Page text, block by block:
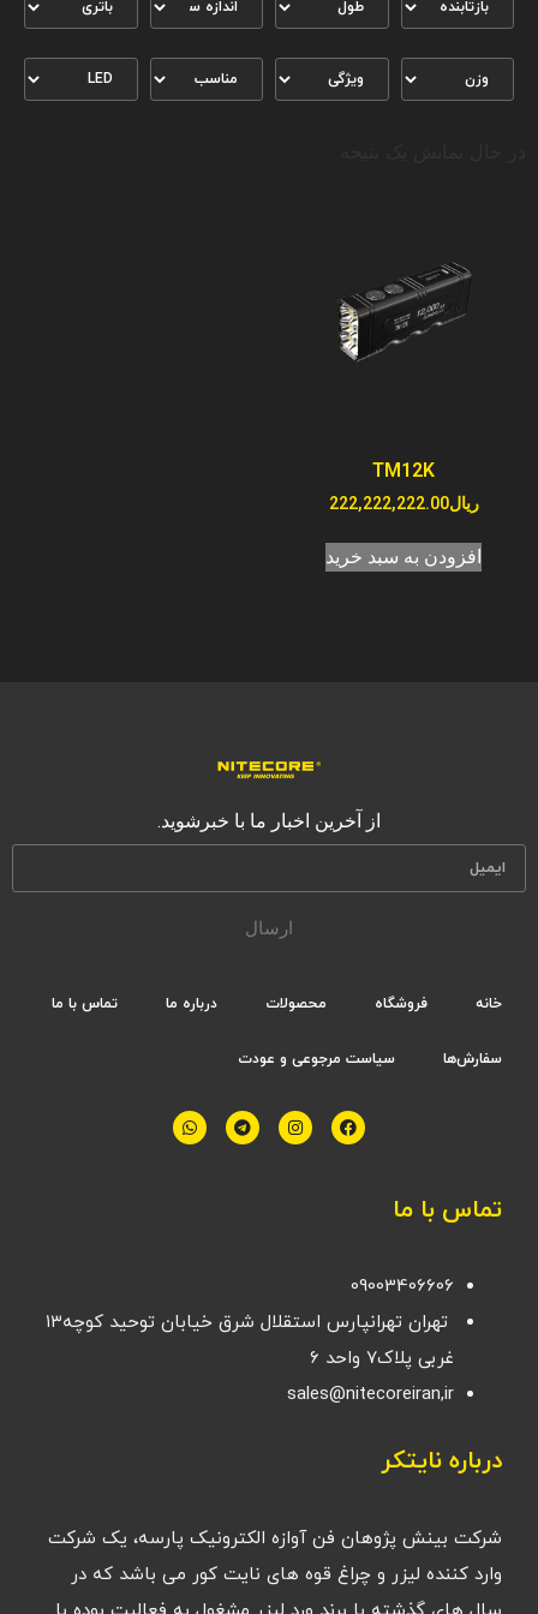
TM12K
ریال222,222,222.00
افزودن به سبد خرید
از آخرین اخبار ما با خبرشوید.
ارسال
خانه فروشگاه محصولات درباره ما تماس با ما
سفارش‌ها سیاست مرجوعی و عودت
تماس با ما
09003406606
تهران تهرانپارس استقلال شرق خیابان توحید کوچه۱۳
غربی پلاک۷ واحد ۶
sales@nitecoreiran,ir
درباره نایتکر
شرکت بینش پژوهان فن آوازه الکترونیک پارسه، یک شرکت
وارد کننده لیزر و چراغ قوه های نایت کور می باشد که در